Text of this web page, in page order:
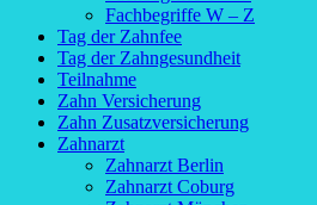
Fachbegriffe W – Z
Tag der Zahnfee
Tag der Zahngesundheit
Teilnahme
Zahn Versicherung
Zahn Zusatzversicherung
Zahnarzt
Zahnarzt Berlin
Zahnarzt Coburg